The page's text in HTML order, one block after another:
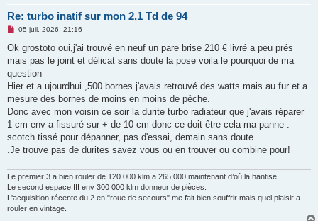
Re: turbo inatif sur mon 2,1 Td de 94
M
s
a
g
n
o
l
u
05 juil. 2026, 21:16
Ok grostoto oui,j'ai trouvé en neuf un pare brise 210 € livré a peu prés
mais pas le joint et délicat sans doute la pose voila le pourquoi de ma
question
Hier et a ujourdhui ,500 bornes j'avais retrouvé des watts mais au fur et a
mesure des bornes de moins en moins de pêche.
Donc avec mon voisin ce soir la durite turbo radiateur que j'avais réparer
1 cm env a fissuré sur + de 10 cm donc ce doit être cela ma panne :
scotch tissé pour dépanner, pas d'essai, demain sans doute.
.Je trouve pas de durites savez vous ou en trouver ou combine pour!
Le premier 3 a bien rouler de 120 000 klm a 265 000 maintenant d’où la hantise.
Le second espace III env 300 000 klm donneur de pièces.
L'acquisition récente du 2 en "roue de secours" me fait bien souffrir mais quel plaisir a
rouler en vintage.